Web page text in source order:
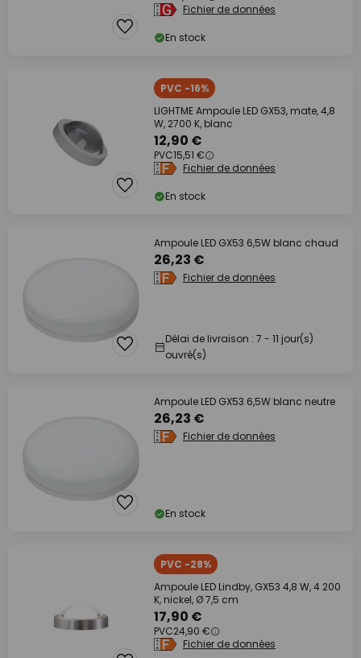
Fichier de données
En stock
PVC -16%
LIGHTME Ampoule LED GX53, mate, 4,8
W, 2700 K, blanc
12,90 €
PVC15,51 €
Fichier de données
En stock
Ampoule LED GX53 6,5W blanc chaud
26,23 €
Fichier de données
Délai de livraison : 7 - 11 jour(s)
ouvré(s)
Ampoule LED GX53 6,5W blanc neutre
26,23 €
Fichier de données
En stock
PVC -28%
Ampoule LED Lindby, GX53 4,8 W, 4 200
K, nickel, Ø 7,5 cm
17,90 €
PVC24,90 €
Fichier de données